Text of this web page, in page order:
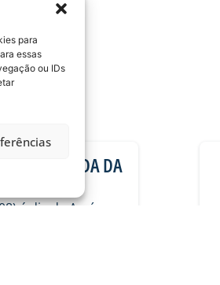
para
essas
ou IDs
21ª RODADA DA
é dia de Avaí na